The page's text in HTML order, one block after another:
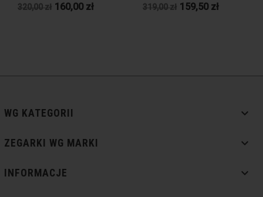
320,00 zł 160,00 zł 319,00 zł 159,50 zł
WG KATEGORII 
ZEGARKI WG MARKI 
INFORMACJE 